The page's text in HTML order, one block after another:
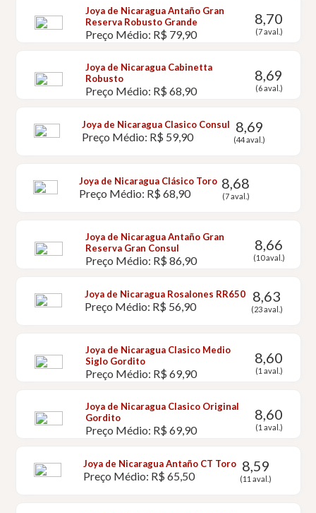
Joya de Nicaragua Antaño Gran
Reserva Robusto Grande
Preço Médio: R$ 79,90
8,70
(7 aval.)
Joya de Nicaragua Cabinetta
Robusto
Preço Médio: R$ 68,90
8,69
(6 aval.)
Joya de Nicaragua Clasico Consul
Preço Médio: R$ 59,90
8,69
(44 aval.)
Joya de Nicaragua Clásico Toro
Preço Médio: R$ 68,90
8,68
(7 aval.)
Joya de Nicaragua Antaño Gran
Reserva Gran Consul
Preço Médio: R$ 86,90
8,66
(10 aval.)
Joya de Nicaragua Rosalones RR650
Preço Médio: R$ 56,90
8,63
(23 aval.)
Joya de Nicaragua Clasico Medio
Siglo Gordito
Preço Médio: R$ 69,90
8,60
(1 aval.)
Joya de Nicaragua Clasico Original
Gordito
Preço Médio: R$ 69,90
8,60
(1 aval.)
Joya de Nicaragua Antaño CT Toro
Preço Médio: R$ 65,50
8,59
(11 aval.)